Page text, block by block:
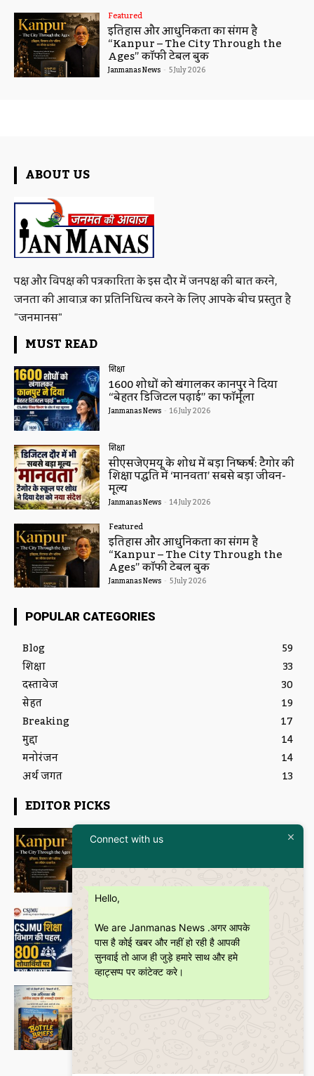
Featured
इतिहास और आधुनिकता का संगम है
“Kanpur – The City Through the
Ages” कॉफी टेबल बुक
Janmanas News - 5 July 2026
ABOUT US
पक्ष और विपक्ष की पत्रकारिता के इस दौर में जनपक्ष की बात करने,
जनता की आवाज़ का प्रतिनिधित्व करने के लिए आपके बीच प्रस्तुत है
"जनमानस"
MUST READ
शिक्षा
1600 शोधों को खंगालकर कानपुर ने दिया
“बेहतर डिजिटल पढ़ाई” का फॉर्मूला
Janmanas News - 16 July 2026
शिक्षा
सीएसजेएमयू के शोध में बड़ा निष्कर्ष: टैगोर की
शिक्षा पद्धति में ‘मानवता’ सबसे बड़ा जीवन-
मूल्य
Janmanas News - 14 July 2026
Featured
इतिहास और आधुनिकता का संगम है
“Kanpur – The City Through the
Ages” कॉफी टेबल बुक
Janmanas News - 5 July 2026
POPULAR CATEGORIES
Blog
59
शिक्षा
33
दस्तावेज
30
सेहत
19
Breaking
17
मुद्दा
14
मनोरंजन
14
अर्थ जगत
13
EDITOR PICKS
Featured
इतिहास और आधुनिकता का संगम है
Ages” कॉफी टेबल बुक
Janmanas News - 5 July 2026
CSJMU, कानपुर द्वारा बना ‘जागरूकता पैमाना’
शोध की वैश्विक पहचान को देगा नई दिशा
Janmanas News - 28 June 2026
बॉटल ब्रीफ्स : एक अधिवक्ता की युवा उम्र की
Connect with us
Hello,
We are Janmanas News .अगर आपके
पास है कोई खबर और नहीं हो रही है आपकी
सुनवाई तो आज ही जुड़े हमारे साथ और हमे
व्हाट्सप्प पर कांटेक्ट करे।